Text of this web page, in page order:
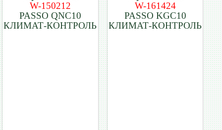
W-150212
PASSO QNC10
КЛИМАТ-КОНТРОЛЬ
W-161424
PASSO KGC10
КЛИМАТ-КОНТРОЛЬ